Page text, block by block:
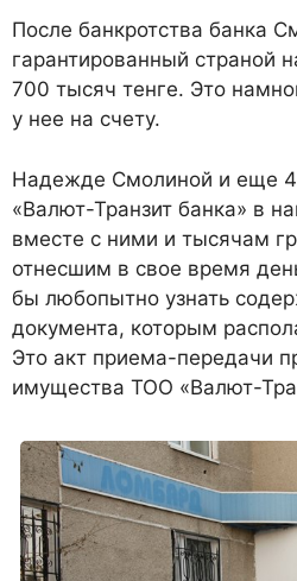
После банкротства банка
гарантированный страной
700 тысяч тенге. Это
у нее на счету.
Надежде Смолиной и еще
«Валют-Транзит банка» в
вместе с ними и тысячам
отнесшим в свое время
бы любопытно узнать
документа, которым
Это акт приема-передачи
имущества ТОО «Валют-